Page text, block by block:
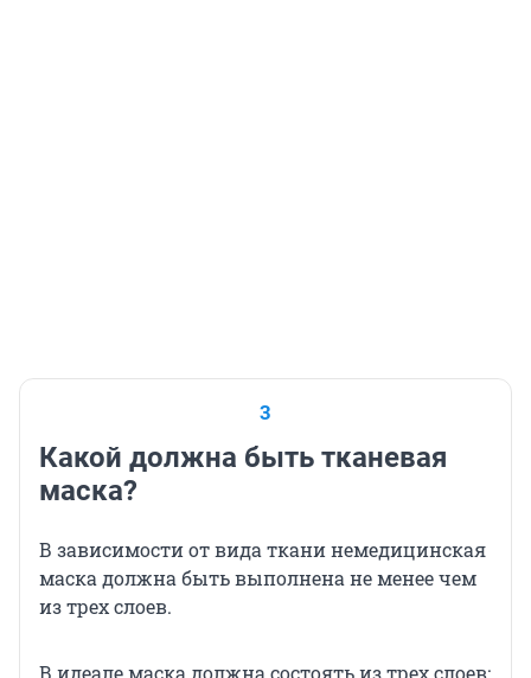
3
Какой должна быть тканевая
маска?
В зависимости от вида ткани немедицинская
маска должна быть выполнена не менее чем
из трех слоев.
В идеале маска должна состоять из трех слоев: